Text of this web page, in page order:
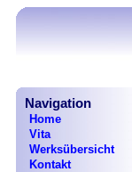
Navigation
Home
Vita
Werksübersicht
Kontakt